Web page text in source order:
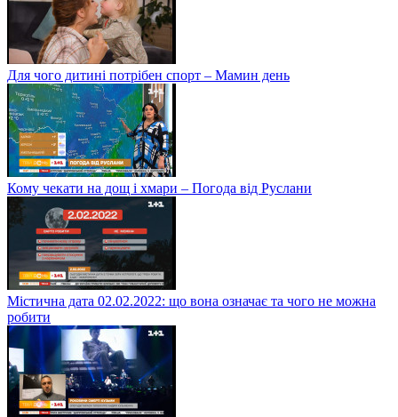
Для чого дитині потрібен спорт – Мамин день
Кому чекати на дощ і хмари – Погода від Руслани
Містична дата 02.02.2022: що вона означає та чого не можна
робити